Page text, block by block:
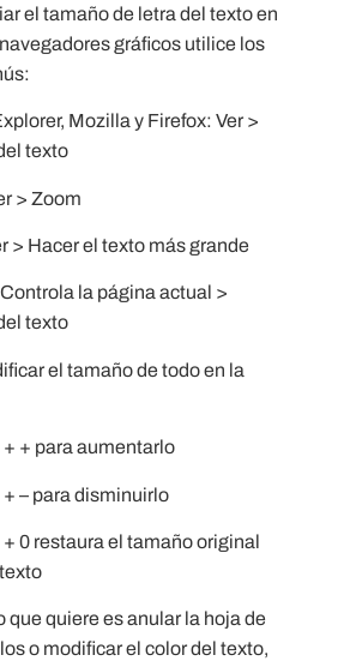
el tamaño de letra del texto en
gráficos utilice los
Mozilla y Firefox: Ver >
texto
> Zoom
> Hacer el texto más grande
la página actual >
texto
el tamaño de todo en la
+ para aumentarlo
– para disminuirlo
0 restaura el tamaño original
que quiere es anular la hoja de
o modificar el color del texto,